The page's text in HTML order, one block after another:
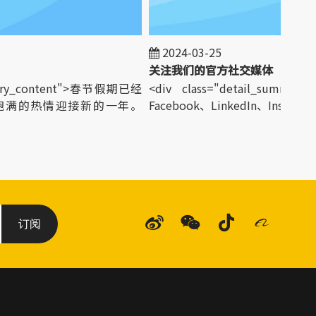
春节假期已经
的热情迎接新的一年。
2024-03-25
关注我们的官方社交媒体
<div
Facebook、LinkedIn、
订阅